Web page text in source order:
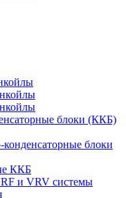
блоки (ККБ)
блоки
ККБ
и VRV системы